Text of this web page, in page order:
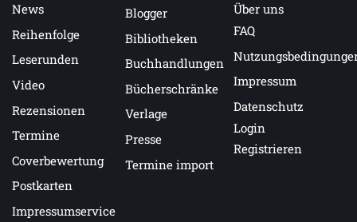
News
Reihenfolge
Leserunden
Video
Rezensionen
Termine
Coverbewertung
Postkarten
Impressumservice
Blogger
Bibliotheken
Buchhandlungen
Bücherschränke
Verlage
Presse
Termine import
Über uns
FAQ
Impressum
Datenschutz
Login
Registrieren